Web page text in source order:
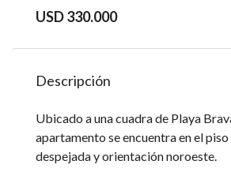
USD 330.000
Descripción
Ubicado a una cuadra de Playa
apartamento se encuentra en el
despejada y orientación noroeste.